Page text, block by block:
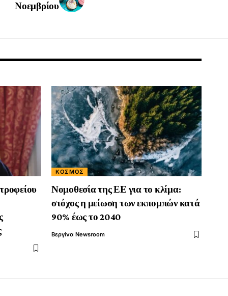
Νοεμβρίου
ΚΟΣΜΟΣ
Νομοθεσία της ΕΕ για το κλίμα:
στόχος η μείωση των εκπομπών κατά
90% έως το 2040
Βεργίνα Newsroom